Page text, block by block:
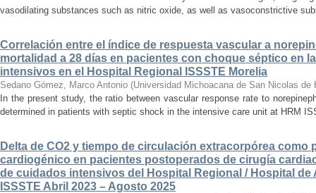
vasodilating substances such as nitric oxide, as well as vasoconstrictive
Correlación entre el índice de respuesta vascular a
mortalidad a 28 días en pacientes con choque séptico en
intensivos en el Hospital Regional ISSSTE Morelia
Sedano Gómez, Marco Antonio (Universidad Michoacana de San Nicolas de
In the present study, the ratio between vascular response rate to
determined in patients with septic shock in the intensive care unit at HRM
Delta de CO2 y tiempo de circulación extracorpórea como
cardiogénico en pacientes postoperados de cirugía
de cuidados intensivos del Hospital Regional / Hospital de
ISSSTE Abril 2023 – Agosto 2025